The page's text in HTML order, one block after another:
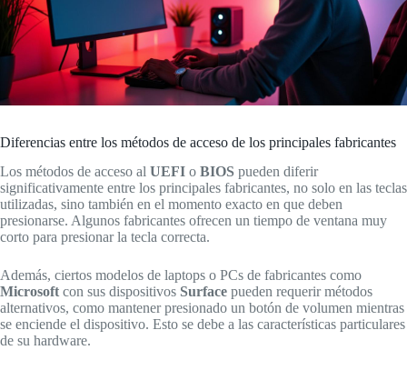
Diferencias entre los métodos de acceso de los principales fabricantes
Los métodos de acceso al UEFI o BIOS pueden diferir
significativamente entre los principales fabricantes, no solo en las teclas
utilizadas, sino también en el momento exacto en que deben
presionarse. Algunos fabricantes ofrecen un tiempo de ventana muy
corto para presionar la tecla correcta.
Además, ciertos modelos de laptops o PCs de fabricantes como
Microsoft con sus dispositivos Surface pueden requerir métodos
alternativos, como mantener presionado un botón de volumen mientras
se enciende el dispositivo. Esto se debe a las características particulares
de su hardware.